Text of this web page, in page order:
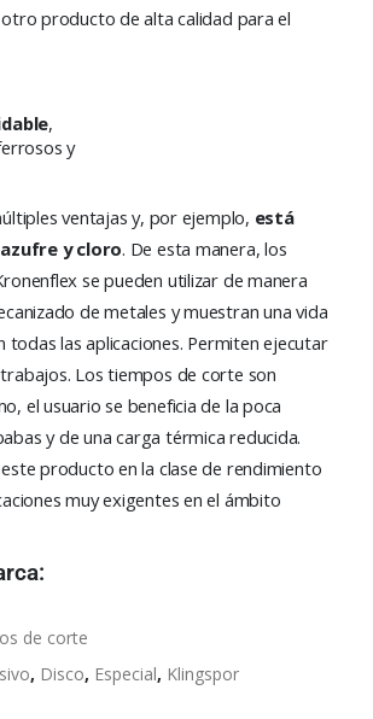
producto de alta calidad para el
,
y
ventajas y, por ejemplo, está
y cloro. De esta manera, los
se pueden utilizar de manera
de metales y muestran una vida
todas las aplicaciones. Permiten ejecutar
Los tiempos de corte son
el usuario se beneficia de la poca
y de una carga térmica reducida.
producto en la clase de rendimiento
muy exigentes en el ámbito
de corte
, Disco, Especial, Klingspor